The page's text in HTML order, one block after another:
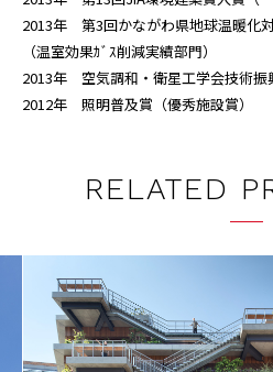
2013年 第3回かながわ県地球温暖化
（温室効果ｶﾞｽ削減実績部門）
2013年 空気調和・衛星工学会技術振
2012年 照明普及賞（優秀施設賞）
RELATED